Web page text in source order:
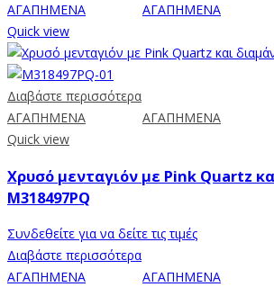
ΑΓΑΠΗΜΕΝΑ
ΑΓΑΠΗΜΕΝΑ
Quick view
Διαβάστε περισσότερα
ΑΓΑΠΗΜΕΝΑ
ΑΓΑΠΗΜΕΝΑ
Quick view
Χρυσό μενταγιόν με Pink Quartz
M318497PQ
Συνδεθείτε για να δείτε τις τιμές
Διαβάστε περισσότερα
ΑΓΑΠΗΜΕΝΑ
ΑΓΑΠΗΜΕΝΑ